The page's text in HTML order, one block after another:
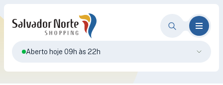
Aberto hoje 09h às 22h